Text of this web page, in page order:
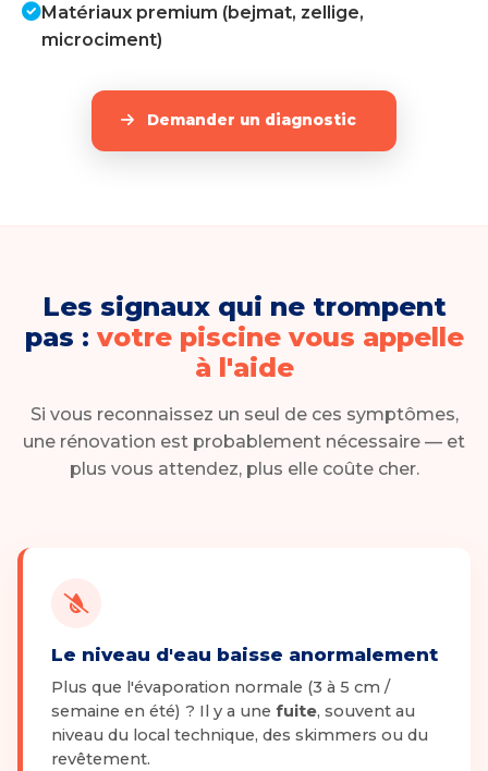
Matériaux premium (bejmat, zellige,
microciment)
Demander un diagnostic
Les signaux qui ne trompent
pas : votre piscine vous appelle
à l'aide
Si vous reconnaissez un seul de ces symptômes,
une rénovation est probablement nécessaire — et
plus vous attendez, plus elle coûte cher.
Le niveau d'eau baisse anormalement
Plus que l'évaporation normale (3 à 5 cm /
semaine en été) ? Il y a une fuite, souvent au
niveau du local technique, des skimmers ou du
revêtement.